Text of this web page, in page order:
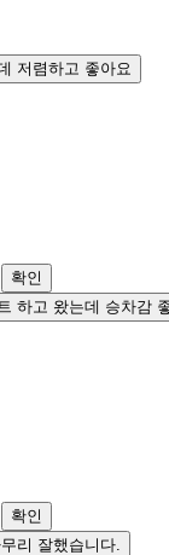
저렴하고 좋아요
확인
하고 왔는데 승차감
확인
리 잘했습니다.